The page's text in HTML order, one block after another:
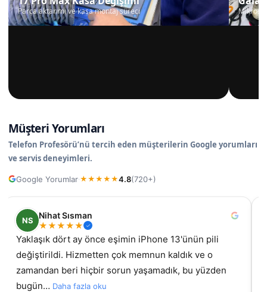
Parça aktarımı ve kasa montaj süreci
Müşteri Yorumları
Telefon Profesörü’nü tercih eden müşterilerin Google yorumları
ve servis deneyimleri.
Google Yorumlar·★ ★ ★ ★ ★4.8(720+)
NS
Nihat Sısman
★★★★★
Yaklaşık dört ay önce eşimin iPhone 13'ünün pili
değiştirildi. Hizmetten çok memnun kaldık ve o
zamandan beri hiçbir sorun yaşamadık, bu yüzden
bugün… Daha fazla oku